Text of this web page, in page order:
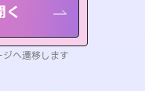
へ遷移します